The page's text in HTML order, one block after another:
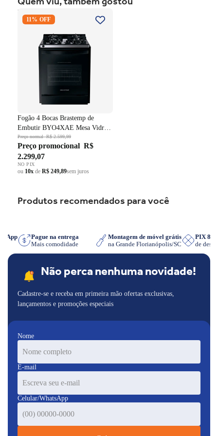
Fogão 4 Bocas Brastemp de
Embutir BYO4XAE Mesa
Fundido Dupla Chama Preto
11% OFF
Fogão 4 Bocas Brastemp de
Embutir BYO4XAE Mesa Vidro
Grade em Ferro Fundido Dupla
Chama Preto Bivolt
Preço normalR$ 2.599,99
Preço promocional R$
2.299,07
NO PIX
ou 10x de R$ 249,89sem juros
Produtos recomendados para você
Pague na entrega
Mais comodidade
Montagem de móvel grátis
na Grande Florianópolis/SC
PIX
de
Não perca nenhuma novidade!
Cadastre-se e receba em primeira mão ofertas exclusivas,
lançamentos e promoções especiais
Nome
E-mail
Celular/WhatsApp